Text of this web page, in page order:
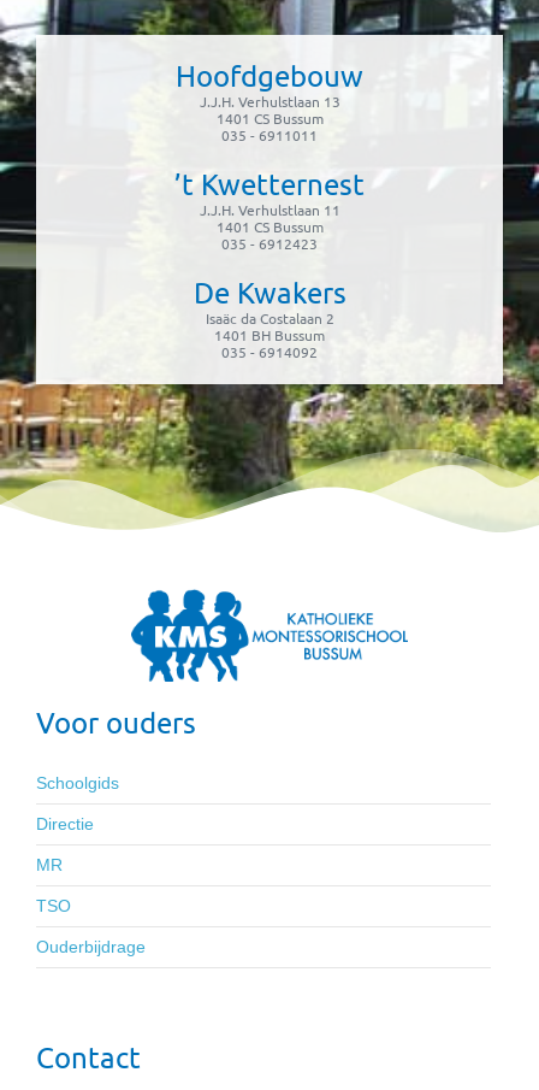
Hoofdgebouw
J.J.H. Verhulstlaan 13
1401 CS Bussum
035 - 6911011
’t Kwetternest
J.J.H. Verhulstlaan 11
1401 CS Bussum
035 - 6912423
De Kwakers
Isaäc da Costalaan 2
1401 BH Bussum
035 - 6914092
Voor ouders
Schoolgids
Directie
MR
TSO
Ouderbijdrage
Contact